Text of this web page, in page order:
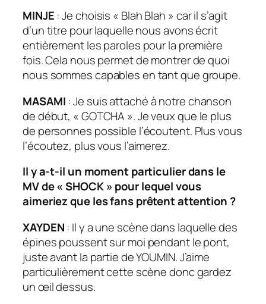
MINJE : Je choisis « Blah Blah » car il s’agit
d’un titre pour laquelle nous avons écrit
entièrement les paroles pour la première
fois. Cela nous permet de montrer de quoi
nous sommes capables en tant que groupe.
MASAMI : Je suis attaché à notre chanson
de début, « GOTCHA ». Je veux que le plus
de personnes possible l’écoutent. Plus vous
l’écoutez, plus vous l’aimerez.
Il y a-t-il un moment particulier dans le
MV de « SHOCK » pour lequel vous
aimeriez que les fans prêtent attention ?
XAYDEN : Il y a une scène dans laquelle des
épines poussent sur moi pendant le pont,
juste avant la partie de YOUMIN. J’aime
particulièrement cette scène donc gardez
un œil dessus.